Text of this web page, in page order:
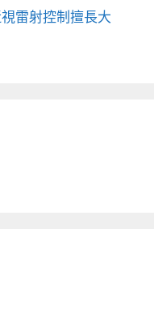
雷射控制擅長大